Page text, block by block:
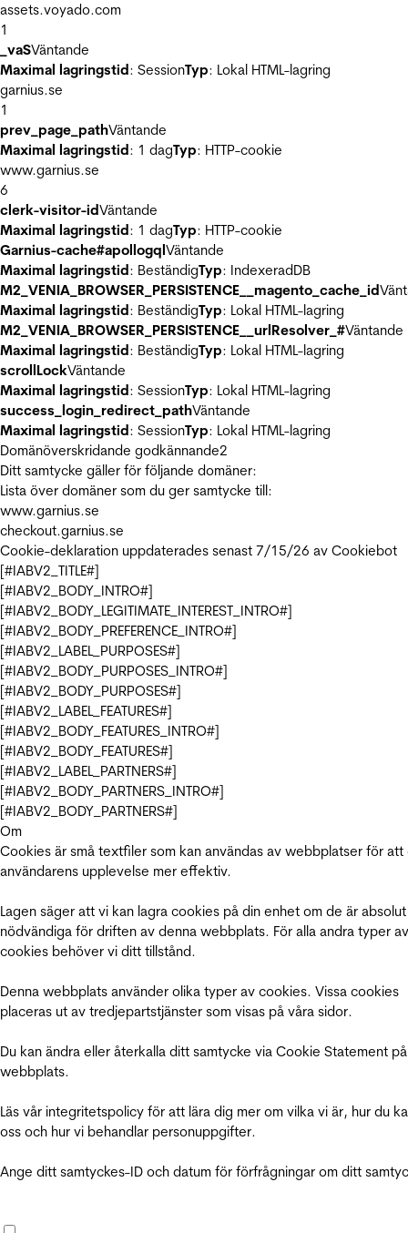
assets.voyado.com
1
_vaSVäntande
Maximal lagringstid: SessionTyp: Lokal HTML-lagring
garnius.se
1
prev_page_pathVäntande
Maximal lagringstid: 1 dagTyp: HTTP-cookie
www.garnius.se
6
clerk-visitor-idVäntande
Maximal lagringstid: 1 dagTyp: HTTP-cookie
Garnius-cache#apollogqlVäntande
Maximal lagringstid: BeständigTyp: IndexeradDB
M2_VENIA_BROWSER_PERSISTENCE__magento_cache_id
Maximal lagringstid: BeständigTyp: Lokal HTML-lagring
M2_VENIA_BROWSER_PERSISTENCE__urlResolver_#Väntande
Maximal lagringstid: BeständigTyp: Lokal HTML-lagring
scrollLockVäntande
Maximal lagringstid: SessionTyp: Lokal HTML-lagring
success_login_redirect_pathVäntande
Maximal lagringstid: SessionTyp: Lokal HTML-lagring
Domänöverskridande godkännande2
Ditt samtycke gäller för följande domäner:
Lista över domäner som du ger samtycke till:
www.garnius.se
checkout.garnius.se
Cookie-deklaration uppdaterades senast 7/15/26 av Cookiebot
[#IABV2_TITLE#]
[#IABV2_BODY_INTRO#]
[#IABV2_BODY_LEGITIMATE_INTEREST_INTRO#]
[#IABV2_BODY_PREFERENCE_INTRO#]
[#IABV2_LABEL_PURPOSES#]
[#IABV2_BODY_PURPOSES_INTRO#]
[#IABV2_BODY_PURPOSES#]
[#IABV2_LABEL_FEATURES#]
[#IABV2_BODY_FEATURES_INTRO#]
[#IABV2_BODY_FEATURES#]
[#IABV2_LABEL_PARTNERS#]
[#IABV2_BODY_PARTNERS_INTRO#]
[#IABV2_BODY_PARTNERS#]
Om
Cookies är små textfiler som kan användas av webbplatser för att
användarens upplevelse mer effektiv.
Lagen säger att vi kan lagra cookies på din enhet om de är absolut
nödvändiga för driften av denna webbplats. För alla andra typer av
cookies behöver vi ditt tillstånd.
Denna webbplats använder olika typer av cookies. Vissa cookies
placeras ut av tredjepartstjänster som visas på våra sidor.
Du kan ändra eller återkalla ditt samtycke via Cookie Statement
webbplats.
Läs vår integritetspolicy för att lära dig mer om vilka vi är, hur du
oss och hur vi behandlar personuppgifter.
Ange ditt samtyckes-ID och datum för förfrågningar om ditt